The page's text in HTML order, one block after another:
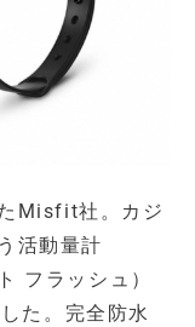
Misfit社。カジ
活動量計
フラッシュ）
た。完全防水